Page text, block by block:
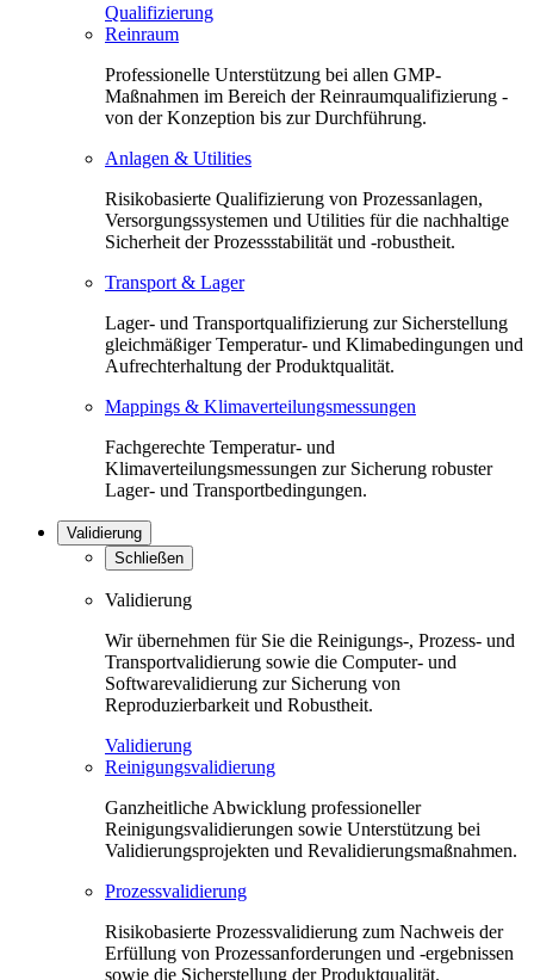
Qualifizierung
Reinraum
Professionelle Unterstützung bei allen GMP-
Maßnahmen im Bereich der Reinraumqualifizierung -
von der Konzeption bis zur Durchführung.
Anlagen & Utilities
Risikobasierte Qualifizierung von Prozessanlagen,
Versorgungssystemen und Utilities für die nachhaltige
Sicherheit der Prozessstabilität und -robustheit.
Transport & Lager
Lager- und Transportqualifizierung zur Sicherstellung
gleichmäßiger Temperatur- und Klimabedingungen und
Aufrechterhaltung der Produktqualität.
Mappings & Klimaverteilungsmessungen
Fachgerechte Temperatur- und
Klimaverteilungsmessungen zur Sicherung robuster
Lager- und Transportbedingungen.
Validierung
Schließen
Validierung
Wir übernehmen für Sie die Reinigungs-, Prozess- und
Transportvalidierung sowie die Computer- und
Softwarevalidierung zur Sicherung von
Reproduzierbarkeit und Robustheit.
Validierung
Reinigungsvalidierung
Ganzheitliche Abwicklung professioneller
Reinigungsvalidierungen sowie Unterstützung bei
Validierungsprojekten und Revalidierungsmaßnahmen.
Prozessvalidierung
Risikobasierte Prozessvalidierung zum Nachweis der
Erfüllung von Prozessanforderungen und -ergebnissen
sowie die Sicherstellung der Produktqualität.